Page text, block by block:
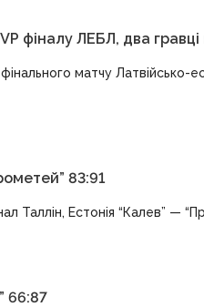
фіналу ЛЕБЛ, два
матчу Латвійсько-
83:91
Таллін, Естонія “Калев” —
66:87